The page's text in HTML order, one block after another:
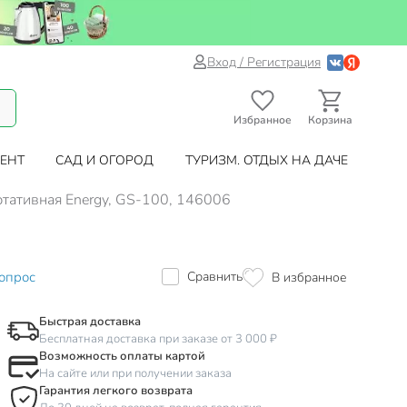
Вход / Регистрация
Избранное Корзина
САД И ОГОРОД ТУРИЗМ. ОТДЫХ НА ДАЧЕ
Energy, GS-100, 146006
Сравнить В избранное
Быстрая доставка
Бесплатная доставка при заказе от 3 000 ₽
Возможность оплаты картой
На сайте или при получении заказа
Гарантия легкого возврата